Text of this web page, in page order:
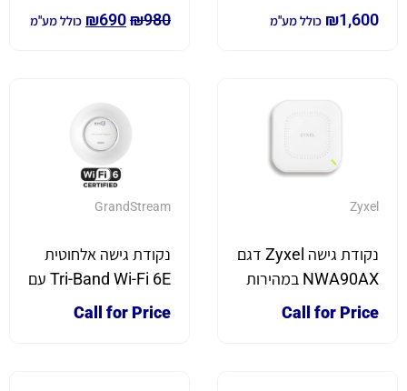
₪1,600 כולל מע"מ
דגם GWN7670₪980
₪690 כולל מע"מ
Zyxel
נקודת גישה Zyxel דגם
NWA90AX במהירות
Call for Price
GrandStream
נקודת גישה אלחוטית
Tri-Band Wi-Fi 6E עם
פורט 2.5GbE דגםCall for Price